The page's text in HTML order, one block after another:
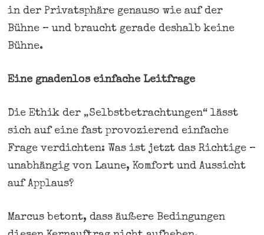
in der Privatsphäre genauso wie auf der
Bühne – und braucht gerade deshalb keine
Bühne.
Eine gnadenlos einfache Leitfrage
Die Ethik der „Selbstbetrachtungen“ lässt
sich auf eine fast provozierend einfache
Frage verdichten: Was ist jetzt das Richtige –
unabhängig von Laune, Komfort und Aussicht
auf Applaus?
Marcus betont, dass äußere Bedingungen